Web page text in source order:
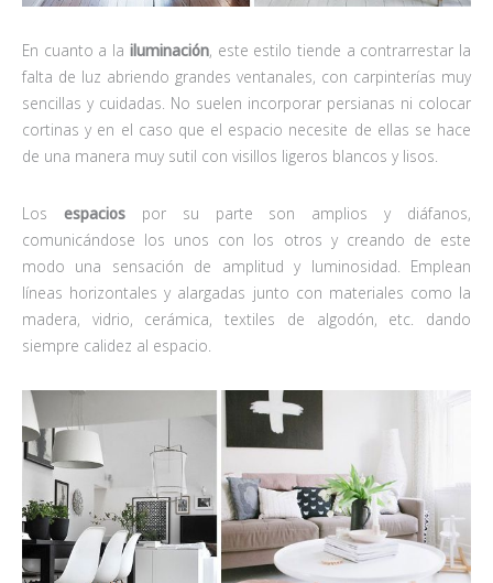
En cuanto a la iluminación, este estilo tiende a contrarrestar la
falta de luz abriendo grandes ventanales, con carpinterías muy
sencillas y cuidadas. No suelen incorporar persianas ni colocar
cortinas y en el caso que el espacio necesite de ellas se hace
de una manera muy sutil con visillos ligeros blancos y lisos.
Los espaciospor su parte son amplios y diáfanos,
comunicándose los unos con los otros y creando de este
modo una sensación de amplitud y luminosidad. Emplean
líneas horizontales y alargadas junto con materiales como la
madera, vidrio, cerámica, textiles de algodón, etc. dando
siempre calidez al espacio.